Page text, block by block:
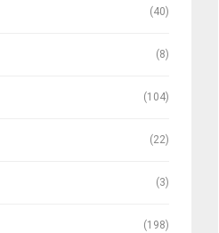
(40)
(8)
(104)
(22)
(3)
(198)